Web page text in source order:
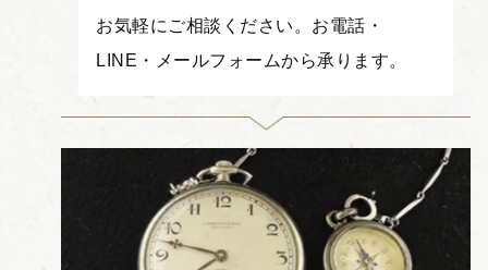
お気軽にご相談ください。お電話・
LINE・メールフォームから承ります。